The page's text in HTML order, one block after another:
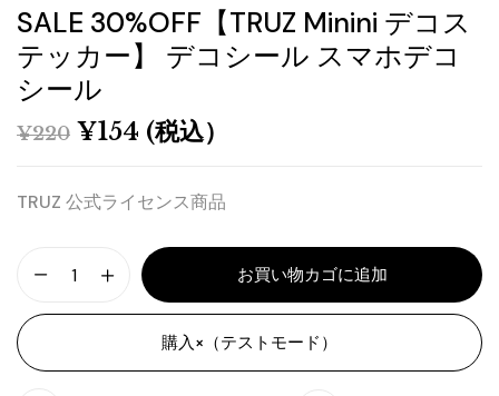
SALE 30%OFF【TRUZ Minini デコス
テッカー】 デコシール スマホデコ
シール
¥220 ¥154 (税込）
TRUZ 公式ライセンス商品
お買い物カゴに追加
購入×（テストモード）